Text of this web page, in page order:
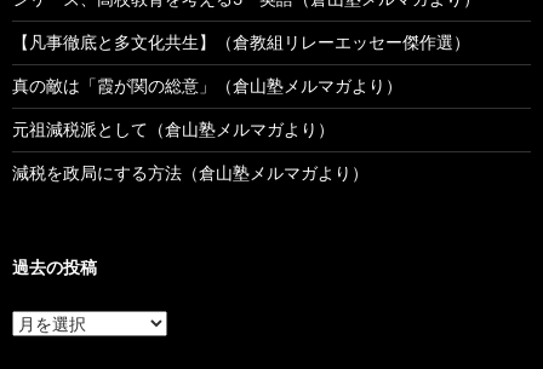
【凡事徹底と多文化共生】（倉教組リレーエッセー傑作選）
真の敵は「霞が関の総意」（倉山塾メルマガより）
元祖減税派として（倉山塾メルマガより）
減税を政局にする方法（倉山塾メルマガより）
過去の投稿
過
去